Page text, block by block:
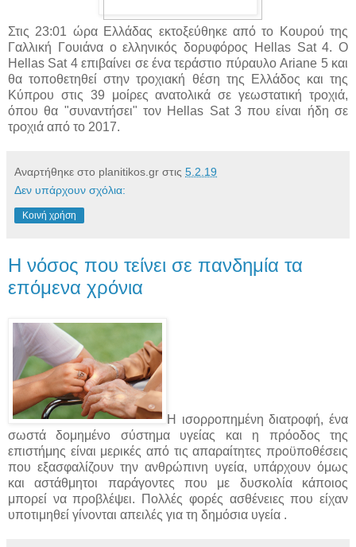
Στις 23:01 ώρα Ελλάδας εκτοξεύθηκε από το Κουρού της
Γαλλική Γουιάνα ο ελληνικός δορυφόρος Hellas Sat 4. Ο
Hellas Sat 4 επιβαίνει σε ένα τεράστιο πύραυλο Ariane 5 και
θα τοποθετηθεί στην τροχιακή θέση της Ελλάδος και της
Κύπρου στις 39 μοίρες ανατολικά σε γεωστατική τροχιά,
όπου θα "συναντήσει" τον Hellas Sat 3 που είναι ήδη σε
τροχιά από το 2017.
Αναρτήθηκε στο planitikos.gr στις 5.2.19
Δεν υπάρχουν σχόλια:
Κοινή χρήση
H νόσος που τείνει σε πανδημία τα
επόμενα χρόνια
Η ισορροπημένη διατροφή, ένα
σωστά δομημένο σύστημα υγείας και η πρόοδος της
επιστήμης είναι μερικές από τις απαραίτητες προϋποθέσεις
που εξασφαλίζουν την ανθρώπινη υγεία, υπάρχουν όμως
και αστάθμητοι παράγοντες που με δυσκολία κάποιος
μπορεί να προβλέψει. Πολλές φορές ασθένειες που είχαν
υποτιμηθεί γίνονται απειλές για τη δημόσια υγεία .